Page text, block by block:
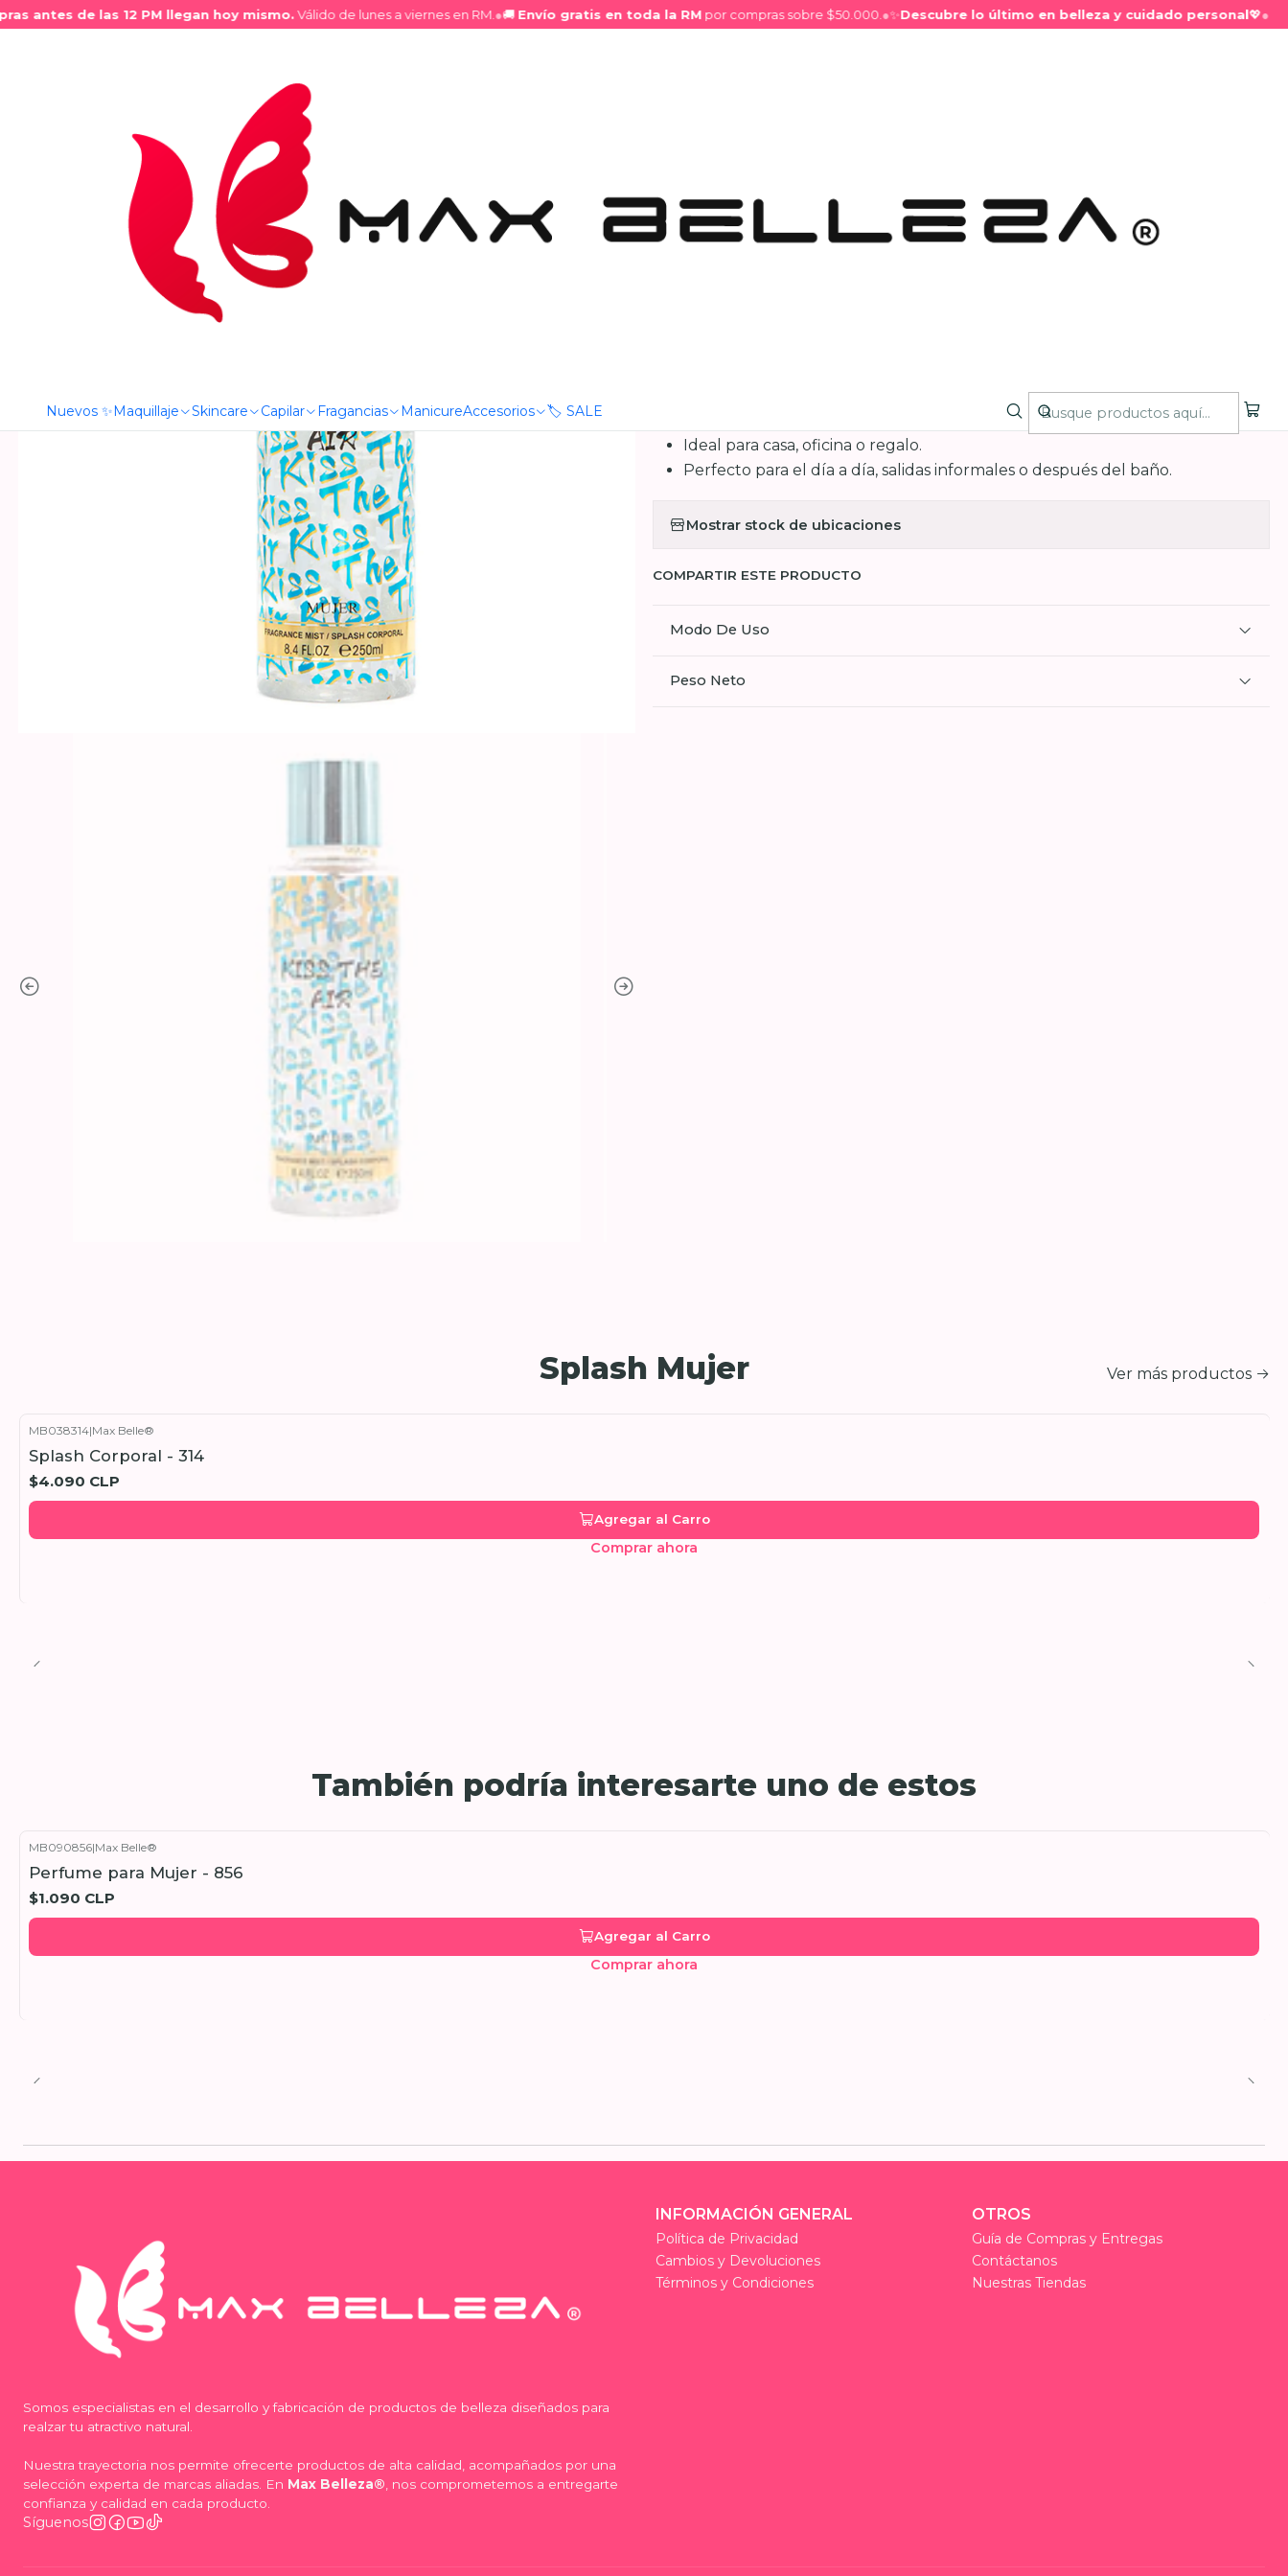
antes de las 12 PM llegan hoy mismo.Válido de lunes a viernes en RM.●🚚Envío gratis en toda la RM por compras sobre $50.000.●✨ Descubre lo último en belleza y cuidado personal💖●
Nuevos ✨Maquillaje Skincare Capilar Fragancias ManicureAccesorios 🏷️ SALE
Vive la frescura envolvente que transforma tus sentidos. Las notas de salida
cítrica a limón, pera, melón y nardo aportan una explosión de vitalidad y frescura
Ideal para casa, oficina o regalo.
Perfecto para el día a día, salidas informales o después del baño.
Mostrar stock de ubicaciones
COMPARTIR ESTE PRODUCTO
Modo De Uso
Peso Neto
Splash Mujer Ver más productos
MB038314|Max Belle®
Splash Corporal - 314
$4.090 CLP
Agregar al Carro
Comprar ahora
También podría interesarte uno de estos
MB090856|Max Belle®
Perfume para Mujer - 856
$1.090 CLP
Agregar al Carro
Comprar ahora
Somos especialistas en el desarrollo y fabricación de productos de belleza diseñados para
realzar tu atractivo natural.
Nuestra trayectoria nos permite ofrecerte productos de alta calidad, acompañados por una
selección experta de marcas aliadas. En Max Belleza® , nos comprometemos a entregarte
confianza y calidad en cada producto.
Síguenos
INFORMACIÓN GENERAL
Política de Privacidad
Cambios y Devoluciones
Términos y Condiciones
OTROS
Guía de Compras y Entregas
Contáctanos
Nuestras Tiendas